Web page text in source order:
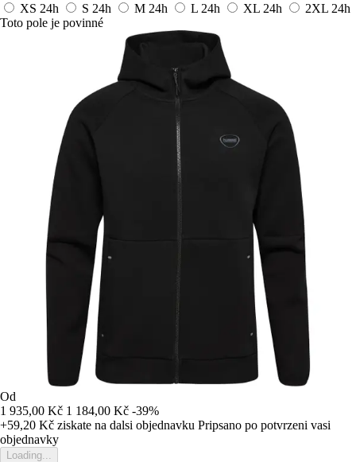
XS 24h S 24h M 24h L 24h XL 24h 2XL 24h
Toto pole je povinné
Od
1 935,00 Kč 1 184,00 Kč -39%
+59,20 Kč ziskate na dalsi objednavku Pripsano po potvrzeni vasi
objednavky
Loading...